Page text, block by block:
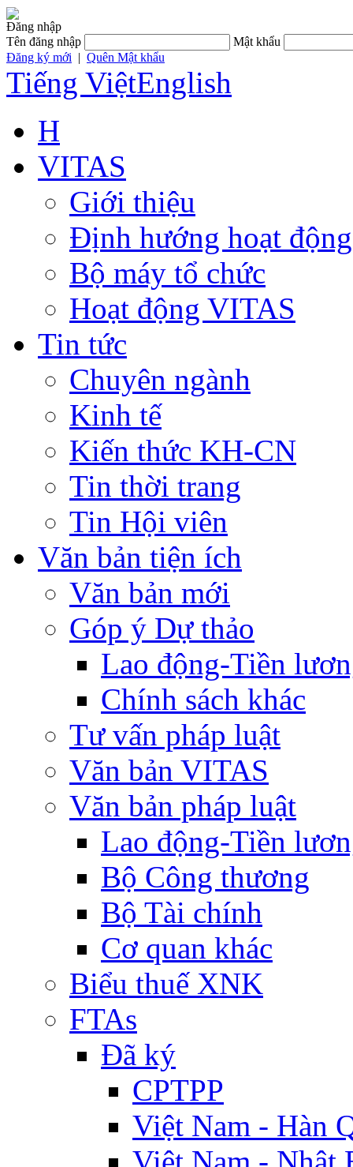
Đăng nhập
Tên đăng nhập
Mật khẩu
Đăng ký mới | Quên Mật khẩu
Tiếng ViệtEnglish
H
VITAS
Giới thiệu
Định hướng hoạt động
Bộ máy tổ chức
Hoạt động VITAS
Tin tức
Chuyên ngành
Kinh tế
Kiến thức KH-CN
Tin thời trang
Tin Hội viên
Văn bản tiện ích
Văn bản mới
Góp ý Dự thảo
Lao động-Tiền
Chính sách khác
Tư vấn pháp luật
Văn bản VITAS
Văn bản pháp luật
Lao động-Tiền
Bộ Công thương
Bộ Tài chính
Cơ quan khác
Biểu thuế XNK
FTAs
Đã ký
CPTPP
Việt Nam - Hàn